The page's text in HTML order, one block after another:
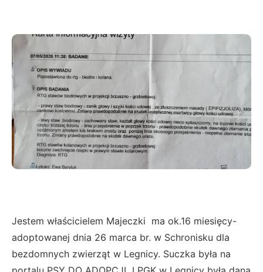
Jestem właścicielem Majeczki ma ok.16 miesięcy-
adoptowanej dnia 26 marca br. w Schronisku dla
bezdomnych zwierząt w Legnicy. Suczka była na